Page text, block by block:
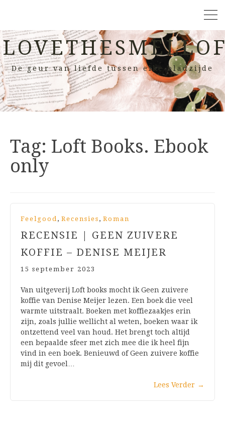
De geur van liefde tussen elke bladzijde
Tag: Loft Books. Ebook
only
Feelgood, Recensies , Roman
RECENSIE | GEEN ZUIVERE
KOFFIE – DENISE MEIJER
15 september 2023
Van uitgeverij Loft books mocht ik Geen zuivere
koffie van Denise Meijer lezen. Een boek die veel
warmte uitstraalt. Boeken met koffiezaakjes erin
zijn, zoals jullie wellicht al weten, boeken waar ik
ontzettend veel van houd. Het brengt toch altijd
een bepaalde sfeer met zich mee die ik heel fijn
vind in een boek. Benieuwd of Geen zuivere koffie
mij dit gevoel…
Lees Verder →